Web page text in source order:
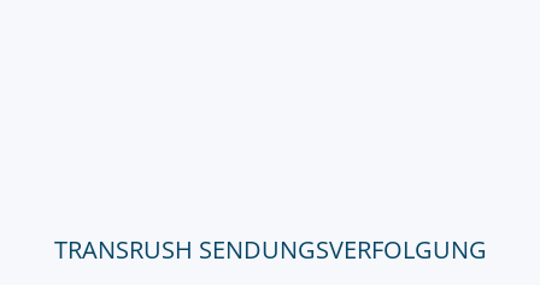
TRANSRUSH SENDUNGSVERFOLGUNG